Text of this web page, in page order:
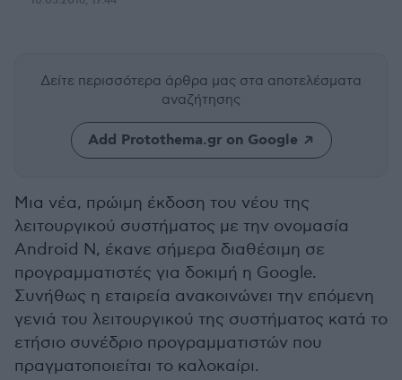
Δείτε περισσότερα άρθρα μας στα αποτελέσματα
αναζήτησης
Add Protothema.gr on Google
Μια νέα, πρώιμη έκδοση του νέου της
λειτουργικού συστήματος με την ονομασία
Android N, έκανε σήμερα διαθέσιμη σε
προγραμματιστές για δοκιμή η Google.
Συνήθως η εταιρεία ανακοινώνει την επόμενη
γενιά του λειτουργικού της συστήματος κατά το
ετήσιο συνέδριο προγραμματιστών που
πραγματοποιείται το καλοκαίρι.